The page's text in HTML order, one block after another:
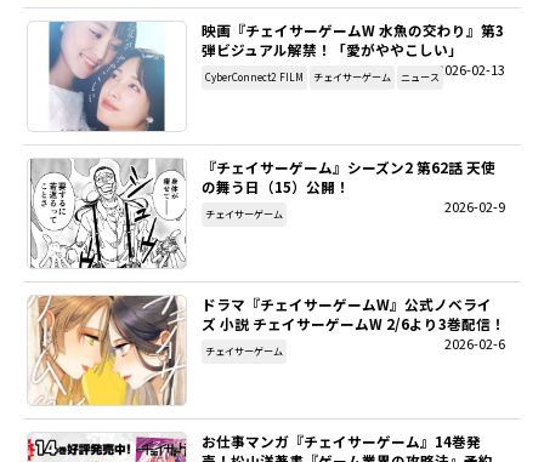
映画『チェイサーゲームW 水魚の交わり』第3
弾ビジュアル解禁！「愛がややこしい」
2026-02-13
CyberConnect2 FILM チェイサーゲーム ニュース
『チェイサーゲーム』シーズン2 第62話 天使
の舞う日（15）公開！
2026-02-9
チェイサーゲーム
ドラマ『チェイサーゲームW』公式ノベライ
ズ 小説 チェイサーゲームW 2/6より3巻配信！
2026-02-6
チェイサーゲーム
お仕事マンガ『チェイサーゲーム』14巻発